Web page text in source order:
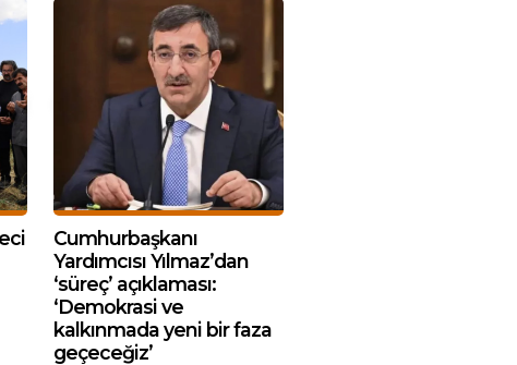
Cumhurbaşkanı
Yardımcısı Yılmaz’dan
‘süreç’ açıklaması:
‘Demokrasi ve
kalkınmada yeni bir faza
geçeceğiz’